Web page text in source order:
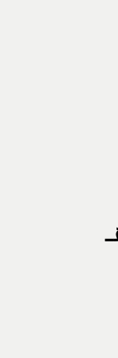
10 ريال – 1433هـ